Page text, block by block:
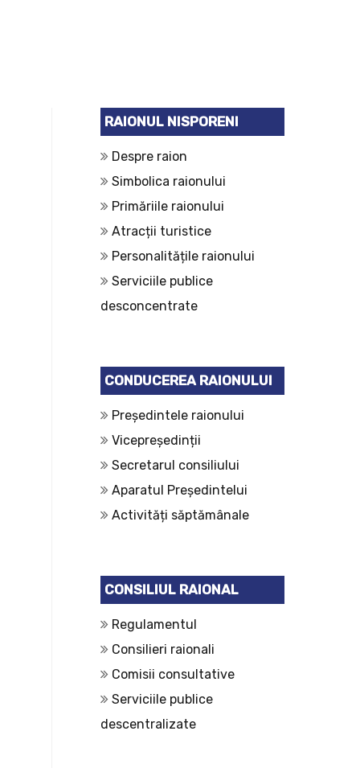
RAIONUL NISPORENI
Despre raion
Simbolica raionului
Primăriile raionului
Atracții turistice
Personalitățile raionului
Serviciile publice
desconcentrate
CONDUCEREA RAIONULUI
Președintele raionului
Vicepreședinții
Secretarul consiliului
Aparatul Președintelui
Activități săptămânale
CONSILIUL RAIONAL
Regulamentul
Consilieri raionali
Comisii consultative
Serviciile publice
descentralizate